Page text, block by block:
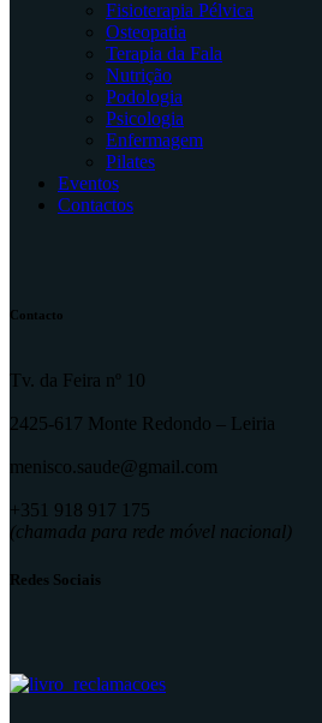
Fisioterapia Pélvica
Osteopatia
Terapia da Fala
Nutrição
Podologia
Psicologia
Enfermagem
Pilates
Eventos
Contactos
Contacto
Tv. da Feira nº 10
2425-617 Monte Redondo – Leiria
menisco.saude@gmail.com
+351 918 917 175
(chamada para rede móvel nacional)
Redes Sociais